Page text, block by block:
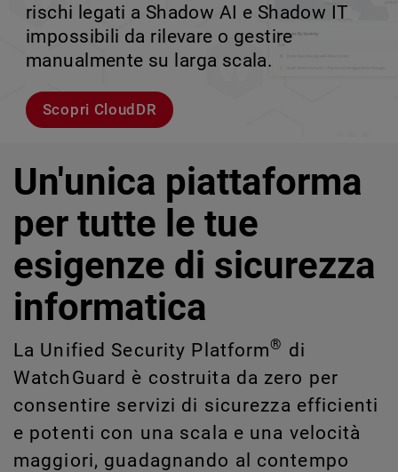
velocità.
Esplora i modelli
rischi legati a Shadow AI e Shadow IT
impossibili da rilevare o gestire
manualmente su larga scala.
Scopri CloudDR
tuo team può crescere senza perdere il
controllo.
scalabile.
Scopri WatchGuard EDR
Un'unica piattaforma
per tutte le tue
esigenze di sicurezza
informatica
La Unified Security Platform® di
WatchGuard è costruita da zero per
consentire servizi di sicurezza efficienti
e potenti con una scala e una velocità
maggiori, guadagnando al contempo